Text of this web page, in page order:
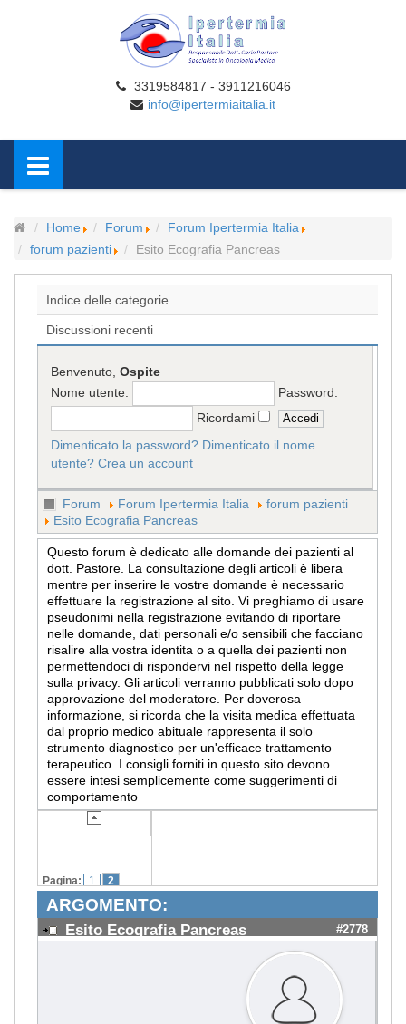
3319584817 - 3911216046
info@ipertermiaitalia.it
Home Forum
Forum Ipertermia Italia
forum pazienti
Esito Ecografia Pancreas
Indice delle categorie
Discussioni recenti
Benvenuto,Ospite
Nome utente:
Password:
Ricordami
Dimenticato la password? Dimenticato il nome
utente? Crea un account
Forum Forum Ipertermia Italia
forum pazienti
Esito Ecografia Pancreas
Questo forum è dedicato alle domande dei pazienti al
dott. Pastore. La consultazione degli articoli è libera
mentre per inserire le vostre domande è necessario
effettuare la registrazione al sito. Vi preghiamo di usare
pseudonimi nella registrazione evitando di riportare
nelle domande, dati personali e/o sensibili che facciano
risalire alla vostra identita o a quella dei pazienti non
permettendoci di rispondervi nel rispetto della legge
sulla privacy. Gli articoli verranno pubblicati solo dopo
approvazione del moderatore. Per doverosa
informazione, si ricorda che la visita medica effettuata
dal proprio medico abituale rappresenta il solo
strumento diagnostico per un'efficace trattamento
terapeutico. I consigli forniti in questo sito devono
essere intesi semplicemente come suggerimenti di
comportamento
Pagina: 1 2
ARGOMENTO:
Esito Ecografia Pancreas #2778